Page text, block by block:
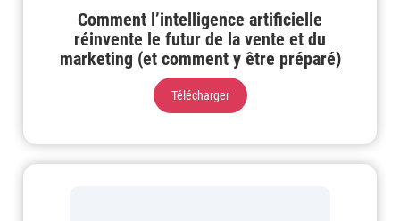
Comment l’intelligence artificielle
réinvente le futur de la vente et du
marketing (et comment y être préparé)
Télécharger